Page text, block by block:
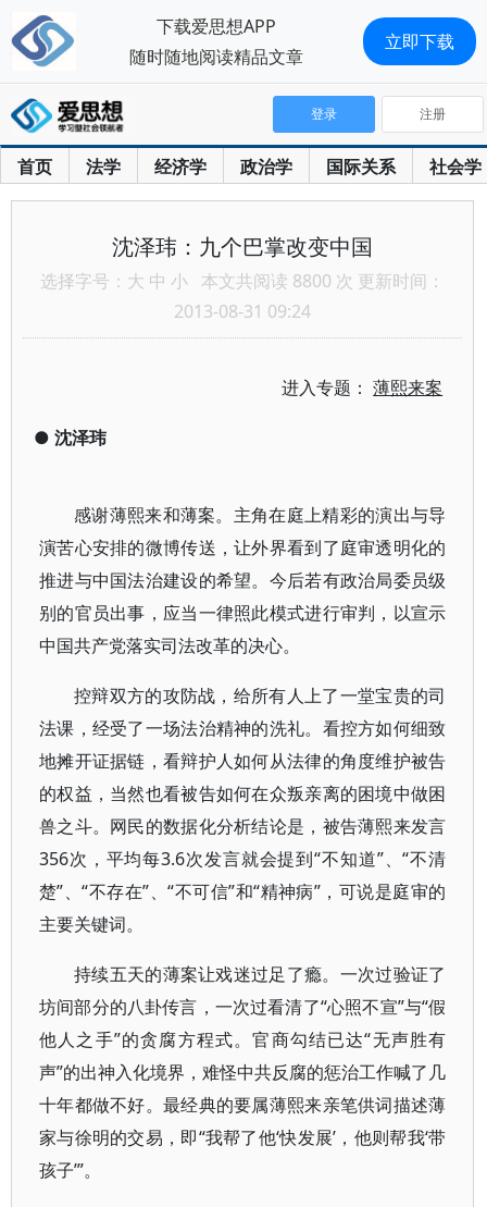
首页 法学 经济学 政治学 国际关系 社会学
登录 注册
沈泽玮：九个巴掌改变中国
选择字号： 大 中 小 本文共阅读 8800 次 更新时间：
2013-08-31 09:24
进入专题：薄熙来案
● 沈泽玮
感谢薄熙来和薄案。主角在庭上精彩的演出与导
演苦心安排的微博传送，让外界看到了庭审透明化的
推进与中国法治建设的希望。今后若有政治局委员级
别的官员出事，应当一律照此模式进行审判，以宣示
中国共产党落实司法改革的决心。
控辩双方的攻防战，给所有人上了一堂宝贵的司
法课，经受了一场法治精神的洗礼。看控方如何细致
地摊开证据链，看辩护人如何从法律的角度维护被告
的权益，当然也看被告如何在众叛亲离的困境中做困
兽之斗。网民的数据化分析结论是，被告薄熙来发言
356次，平均每3.6次发言就会提到“不知道”、“不清
楚”、“不存在”、“不可信”和“精神病”，可说是庭审的
主要关键词。
持续五天的薄案让戏迷过足了瘾。一次过验证了
坊间部分的八卦传言，一次过看清了“心照不宣”与“假
他人之手”的贪腐方程式。官商勾结已达“无声胜有
声”的出神入化境界，难怪中共反腐的惩治工作喊了几
十年都做不好。最经典的要属薄熙来亲笔供词描述薄
家与徐明的交易，即“我帮了他‘快发展’，他则帮我‘带
孩子’”。
下载爱思想APP
随时随地阅读精品文章
立即下载